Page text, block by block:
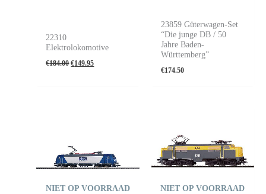
22310
Elektrolokomotive
€184.00 €149.95
23859 Güterwagen-Set
“Die junge DB / 50
Jahre Baden-
Württemberg”
€174.50
NIET OP VOORRAAD NIET OP VOORRAAD